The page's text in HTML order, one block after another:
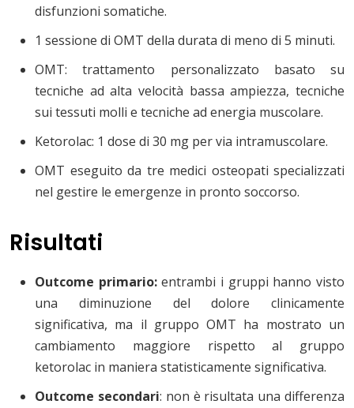
disfunzioni somatiche.
1 sessione di OMT della durata di meno di 5 minuti.
OMT: trattamento personalizzato basato su
tecniche ad alta velocità bassa ampiezza, tecniche
sui tessuti molli e tecniche ad energia muscolare.
Ketorolac: 1 dose di 30 mg per via intramuscolare.
OMT eseguito da tre medici osteopati specializzati
nel gestire le emergenze in pronto soccorso.
Risultati
Outcome primario: entrambi i gruppi hanno visto
una diminuzione del dolore clinicamente
significativa, ma il gruppo OMT ha mostrato un
cambiamento maggiore rispetto al gruppo
ketorolac in maniera statisticamente significativa.
Outcome secondari: non è risultata una differenza